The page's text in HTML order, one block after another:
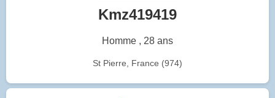
Kmz419419
Homme , 28 ans
St Pierre, France (974)